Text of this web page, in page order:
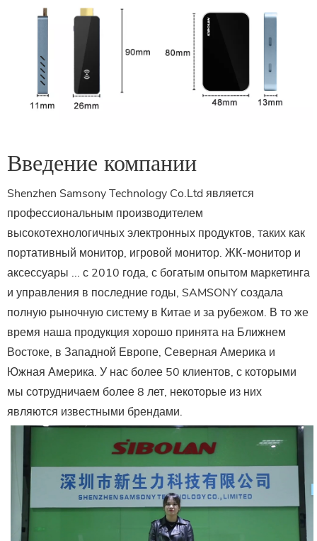
Введение компании
Shenzhen Samsony Technology Co.Ltd является
профессиональным производителем
высокотехнологичных электронных продуктов, таких как
портативный монитор, игровой монитор. ЖК-монитор и
аксессуары ... с 2010 года, с богатым опытом маркетинга
и управления в последние годы, SAMSONY создала
полную рыночную систему в Китае и за рубежом. В то же
время наша продукция хорошо принята на Ближнем
Востоке, в Западной Европе, Северная Америка и
Южная Америка. У нас более 50 клиентов, с которыми
мы сотрудничаем более 8 лет, некоторые из них
являются известными брендами.